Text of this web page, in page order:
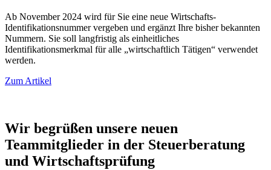
Ab November 2024 wird für Sie eine neue Wirtschafts-
Identifikationsnummer vergeben und ergänzt Ihre bisher bekannten
Nummern. Sie soll langfristig als einheitliches
Identifikationsmerkmal für alle „wirtschaftlich Tätigen“ verwendet
werden.
Zum Artikel
Wir begrüßen unsere neuen
Teammitglieder in der Steuerberatung
und Wirtschaftsprüfung